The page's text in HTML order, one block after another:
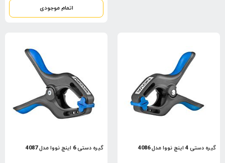
اتمام موجودی
گیره دستی 4 اینچ نووا مدل 4086 گیره دستی 6 اینچ نووا مدل 4087